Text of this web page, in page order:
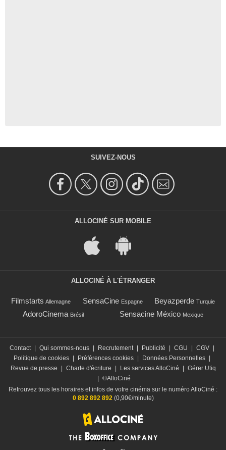
SUIVEZ-NOUS
ALLOCINÉ SUR MOBILE
ALLOCINÉ À L'ÉTRANGER
Filmstarts Allemagne SensaCine Espagne Beyazperde Turquie
AdoroCinema Brésil Sensacine México Mexique
Contact | Qui sommes-nous | Recrutement | Publicité | CGU | CGV |
Politique de cookies | Préférences cookies | Données Personnelles |
Revue de presse
| Charte d'écriture | Les services AlloCiné | Gérer Utiq
| ©AlloCiné
Retrouvez tous les horaires et infos de votre cinéma sur le numéro AlloCiné :
0 892 892 892 (0,90€/minute)